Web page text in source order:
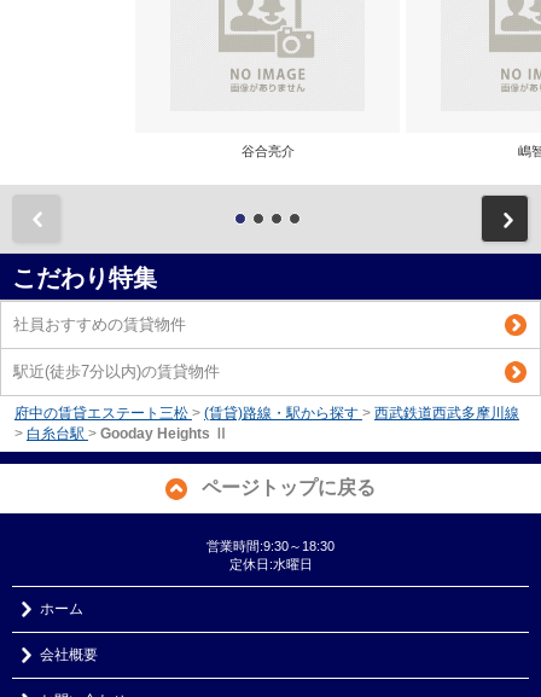
谷合亮介 嶋
こだわり特集
社員おすすめの賃貸物件
駅近(徒歩7分以内)の賃貸物件
府中の賃貸エステート三松 > (賃貸)路線・駅から探す > 西武鉄道西武多摩川線
> 白糸台駅 > Gooday Heights Ⅱ
ページトップに戻る
営業時間:9:30～18:30
定休日:水曜日
ホーム
会社概要